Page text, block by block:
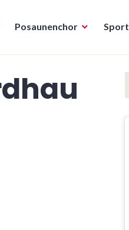
Posaunenchor Sport